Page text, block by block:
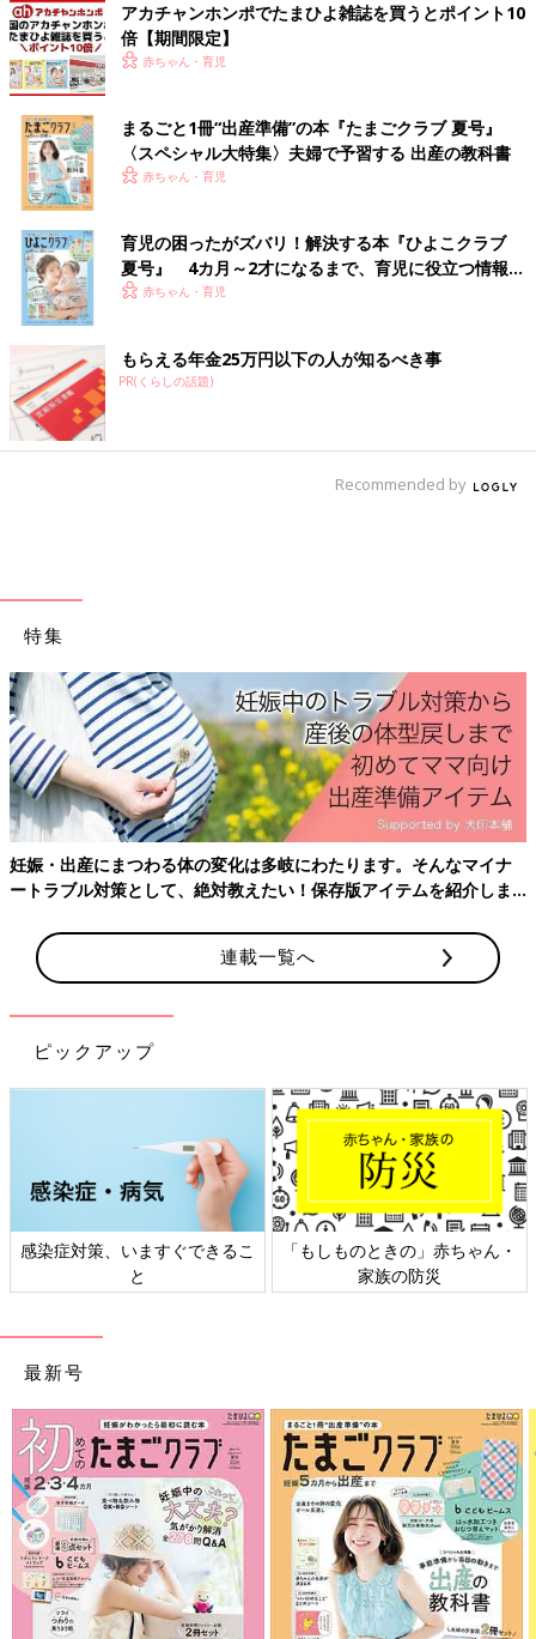
子どもにとっては良いことかどうかわからないけど・・・「でき
て、ついつい先取りしてオモチャを買ってしまう 親心・・・。ち
ょっとぐらいは許されるでしょうか。
[わぐり]
2018年4月に息子を出産した36歳。
Twitter(@ninputweet)とInstagram(@haha_waguri)で、妊娠中か
ら現在の育児中までのイラストを、ほぼ毎日更新しています。
X（旧Twitter）「ハハのつぶやき」
アカチャンホンポでたまひよ雑誌を買うとポイント10
倍【期間限定】
赤ちゃん・育児
まるごと1冊“出産準備”の本『たまごクラブ 夏号』
〈スペシャル大特集〉夫婦で予習する 出産の教科書
赤ちゃん・育児
育児の困ったがズバリ！解決する本『ひよこクラブ
夏号』 4カ月～2才になるまで、育児に役立つ情報が
いっぱい！
赤ちゃん・育児
もらえる年金25万円以下の人が知るべき事
PR(くらしの話題)
Recommended by
特集
妊娠・出産にまつわる体の変化は多岐にわたります。そんなマイナ
ートラブル対策として、絶対教えたい！保存版アイテムを紹介しま
連載一覧へ
ピックアップ
感染症対策、いますぐできるこ
と
「もしものときの」赤ちゃん・
家族の防災
最新号